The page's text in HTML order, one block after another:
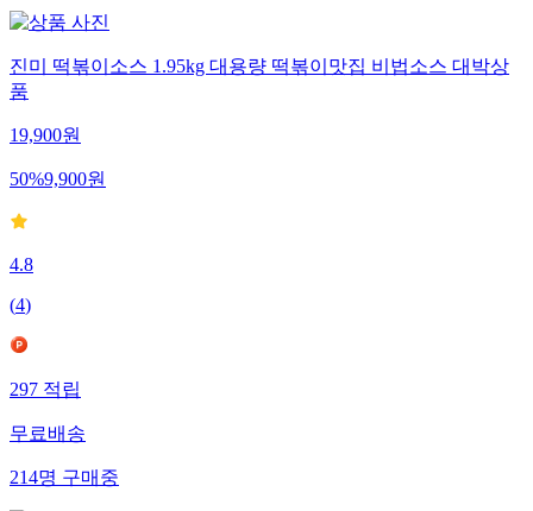
진미 떡볶이소스 1.95kg 대용량 떡볶이맛집 비법소스 대박상
품
19,900원
50%9,900원
4.8
(4)
297적립
무료배송
214명구매중